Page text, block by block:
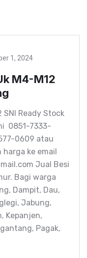
1, 2024
M4-M12
SNI Ready Stock
0851-7333-
0609 atau
harga ke email
Jual Besi
Bagi warga
Dampit, Dau,
Jabung,
Kepanjen,
Pagak,